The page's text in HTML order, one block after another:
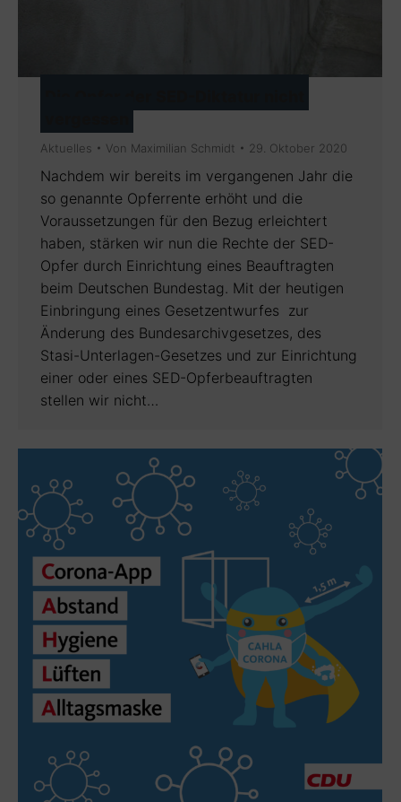
Aktuelles Von Maximilian Schmidt 29. Oktober 2020
Nachdem wir bereits im vergangenen Jahr die
so genannte Opferrente erhöht und die
Voraussetzungen für den Bezug erleichtert
haben, stärken wir nun die Rechte der SED-
Opfer durch Einrichtung eines Beauftragten
beim Deutschen Bundestag. Mit der heutigen
Einbringung eines Gesetzentwurfes zur
Änderung des Bundesarchivgesetzes, des
Stasi-Unterlagen-Gesetzes und zur Einrichtung
einer oder eines SED-Opferbeauftragten
stellen wir nicht…